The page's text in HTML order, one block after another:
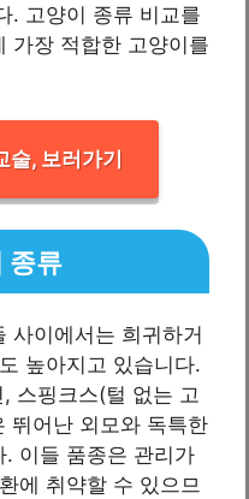
. 고양이 종류 비교를
가장 적합한 고양이를
술, 보러가기
종류
사이에서는 희귀하거
높아지고 있습니다.
스핑크스(털 없는 고
뛰어난 외모와 독특한
이들 품종은 관리가
에 취약할 수 있으므